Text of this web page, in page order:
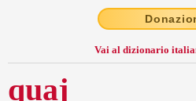
Vai al dizionario
quaj